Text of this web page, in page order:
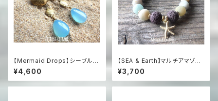
【Mermaid Drops】シーブルー
カルセドニーとシェルのマーメイ
ドイヤリング
¥4,600
【SEA & Earth】マルチアマゾナ
イトと焦茶熔岩のビーチアロマ
ブレスレット（スターフィッシュ・
チャーム付）
¥3,700